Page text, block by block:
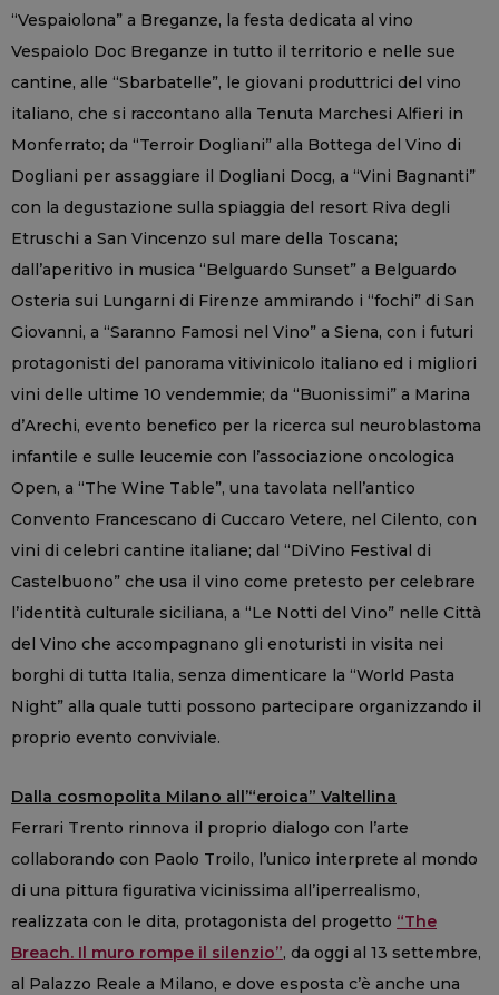
“Vespaiolona” a Breganze, la festa dedicata al vino
Vespaiolo Doc Breganze in tutto il territorio e nelle sue
cantine, alle “Sbarbatelle”, le giovani produttrici del vino
italiano, che si raccontano alla Tenuta Marchesi Alfieri in
Monferrato; da “Terroir Dogliani” alla Bottega del Vino di
Dogliani per assaggiare il Dogliani Docg, a “Vini Bagnanti”
con la degustazione sulla spiaggia del resort Riva degli
Etruschi a San Vincenzo sul mare della Toscana;
dall’aperitivo in musica “Belguardo Sunset” a Belguardo
Osteria sui Lungarni di Firenze ammirando i “fochi” di San
Giovanni, a “Saranno Famosi nel Vino” a Siena, con i futuri
protagonisti del panorama vitivinicolo italiano ed i migliori
vini delle ultime 10 vendemmie; da “Buonissimi” a Marina
d’Arechi, evento benefico per la ricerca sul neuroblastoma
infantile e sulle leucemie con l’associazione oncologica
Open, a “The Wine Table”, una tavolata nell’antico
Convento Francescano di Cuccaro Vetere, nel Cilento, con
vini di celebri cantine italiane; dal “DiVino Festival di
Castelbuono” che usa il vino come pretesto per celebrare
l’identità culturale siciliana, a “Le Notti del Vino” nelle Città
del Vino che accompagnano gli enoturisti in visita nei
borghi di tutta Italia, senza dimenticare la “World Pasta
Night” alla quale tutti possono partecipare organizzando il
proprio evento conviviale.
Dalla cosmopolita Milano all’“eroica” Valtellina
Ferrari Trento rinnova il proprio dialogo con l’arte
collaborando con Paolo Troilo, l’unico interprete al mondo
di una pittura figurativa vicinissima all’iperrealismo,
realizzata con le dita, protagonista del progetto “The
Breach. Il muro rompe il silenzio”, da oggi al 13 settembre,
al Palazzo Reale a Milano, e dove esposta c’è anche una